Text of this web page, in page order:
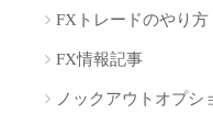
FXトレードのやり方
FX情報記事
ノックアウトオプシ